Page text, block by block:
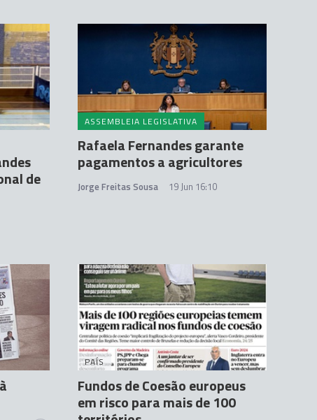
de
ASSEMBLEIA LEGISLATIVA
Rafaela Fernandes garante
pagamentos a agricultores
Jorge Freitas Sousa 19 Jun 16:10
PAÍS
Fundos de Coesão europeus
em risco para mais de 100